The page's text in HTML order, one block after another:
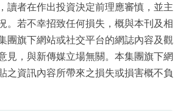
讀者在作出投資決定前理應審慎，並主
。若不幸招致任何損失，概與本刊及相
團旗下網站或社交平台的網誌內容及觀
見，與新傳媒立場無關。本集團旗下網
之資訊內容所帶來之損失或損害概不負